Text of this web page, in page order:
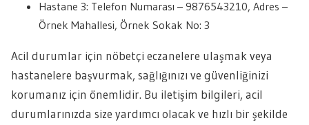
Hastane 3: Telefon Numarası – 9876543210, Adres –
Örnek Mahallesi, Örnek Sokak No: 3
Acil durumlar için nöbetçi eczanelere ulaşmak veya
hastanelere başvurmak, sağlığınızı ve güvenliğinizi
korumanız için önemlidir. Bu iletişim bilgileri, acil
durumlarınızda size yardımcı olacak ve hızlı bir şekilde